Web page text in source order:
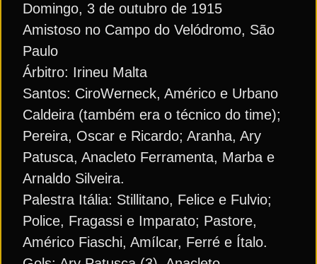
Domingo, 3 de outubro de 1915
Amistoso no Campo do Velódromo, São
Paulo
Árbitro: Irineu Malta
Santos: CiroWerneck, Américo e Urbano
Caldeira (também era o técnico do time);
Pereira, Oscar e Ricardo; Aranha, Ary
Patusca, Anacleto Ferramenta, Marba e
Arnaldo Silveira.
Palestra Itália: Stillitano, Felice e Fulvio;
Police, Fragassi e Imparato; Pastore,
Américo Fiaschi, Amílcar, Ferré e Ítalo.